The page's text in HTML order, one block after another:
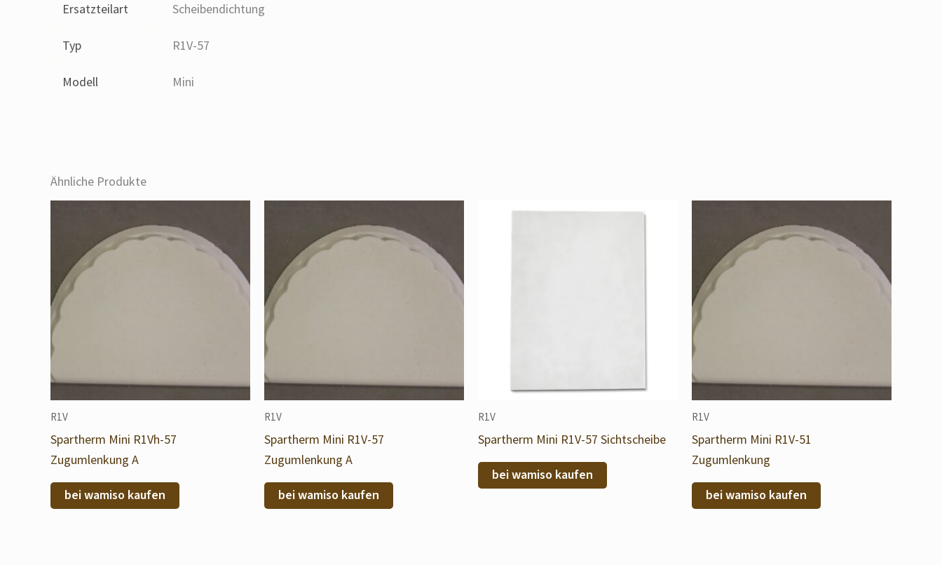
Ersatzteilart Scheibendichtung
Typ R1V-57
Modell Mini
Ähnliche Produkte
R1V
Spartherm Mini R1Vh-57
Zugumlenkung A
bei wamiso kaufen
R1V
Spartherm Mini R1V-57
Zugumlenkung A
bei wamiso kaufen
R1V
Spartherm Mini R1V-57 Sichtscheibe
bei wamiso kaufen
R1V
Spartherm Mini R1V-51
Zugumlenkung
bei wamiso kaufen